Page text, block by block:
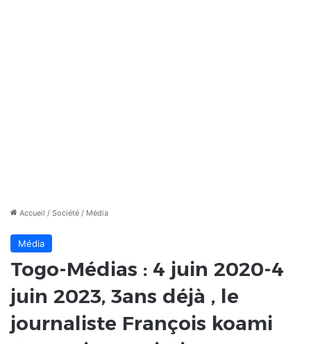
Accueil / Société / Média
Média
Togo-Médias : 4 juin 2020-4
juin 2023, 3ans déjà , le
journaliste François koami